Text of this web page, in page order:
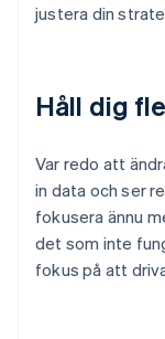
justera din
Håll dig
Var redo att
in data och ser
fokusera ännu
det som inte
fokus på att